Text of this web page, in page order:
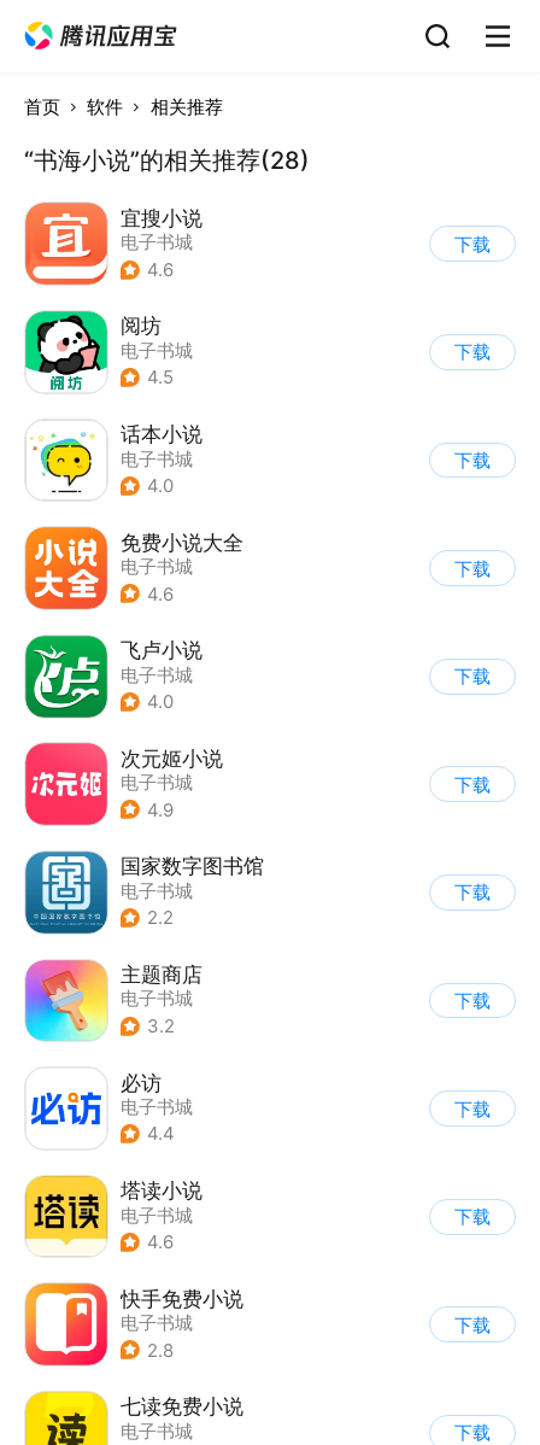
首页 软件 相关推荐
“书海小说”的相关推荐(28)
宜搜小说
电子书城
4.6
下载
阅坊
电子书城
4.5
下载
话本小说
电子书城
4.0
下载
免费小说大全
电子书城
4.6
下载
飞卢小说
电子书城
4.0
下载
次元姬小说
电子书城
4.9
下载
国家数字图书馆
电子书城
2.2
下载
主题商店
电子书城
3.2
下载
必访
电子书城
4.4
下载
塔读小说
电子书城
4.6
下载
快手免费小说
电子书城
2.8
下载
七读免费小说
电子书城
下载